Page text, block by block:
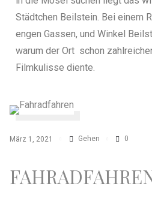
Städtchen Beilstein. Bei einem
engen Gassen, und Winkel
warum der Ort schon
Filmkulisse diente.
März 1, 2021 Gehen 0